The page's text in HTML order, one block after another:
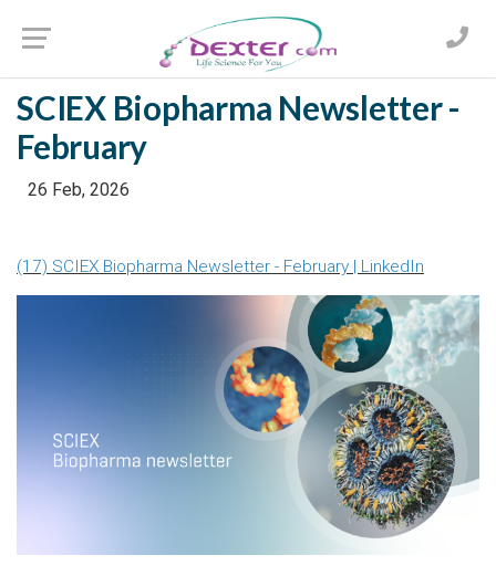
SCIEX Biopharma Newsletter -
February
26 Feb, 2026
(17) SCIEX Biopharma Newsletter - February | LinkedIn